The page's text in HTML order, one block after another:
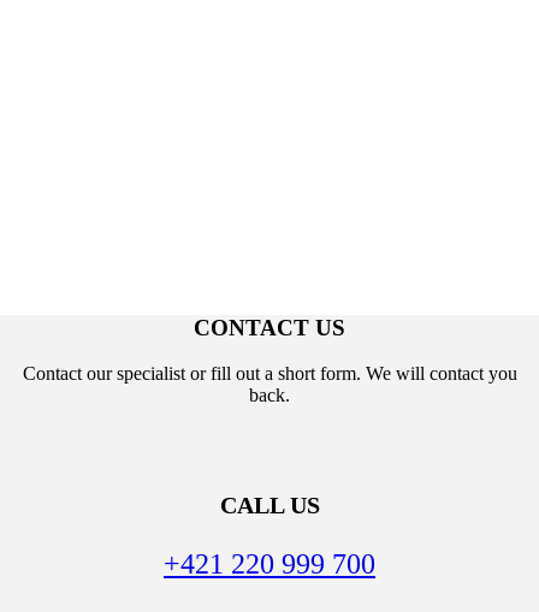
CONTACT US
Contact our specialist or fill out a short form. We will contact you
back.
CALL US
+421 220 999 700